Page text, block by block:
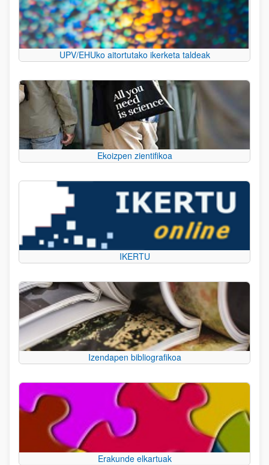
UPV/EHUko aitortutako ikerketa taldeak
Ekoizpen zientifikoa
IKERTU
Izendapen bibliografikoa
Erakunde elkartuak